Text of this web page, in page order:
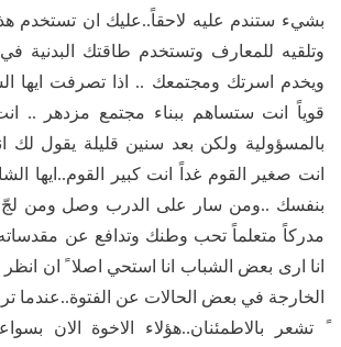
بشيء ستندم عليه لاحقاً..عليك ان تستخدم
وتلقيه للمعارف وتستخدم طاقتك البدنية
ويخدم اسرتك ومجتمعك .. اذا تصرفت ايها
قوياً انت ستساهم ببناء مجتمع مزدهر ..
بالمسؤولية ولكن بعد سنين قليلة يقول لك
انت صغير القوم غداً انت كبير القوم..ايها
بنفسك ..ومن سار على الدرب وصل ومن لجّ
مدركاً متعلماً تحب وطنك وتدافع عن
انا ارى بعض الشباب انا استحي اصلا ً ان انظر
الخارجة في بعض الحالات عن الفتوة..عندما
تشعر بالاطمئنان..هؤلاء الاخوة الان